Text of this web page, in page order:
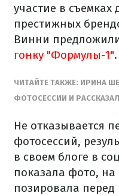
участие в
престижных
Винни
гонку "Формулы-1".
ЧИТАЙТЕ ТАКЖЕ: ИРИНА
ФОТОСЕССИИ И
Не отказывается
фотосессий,
в своем блоге в
показала фото, на
позировала